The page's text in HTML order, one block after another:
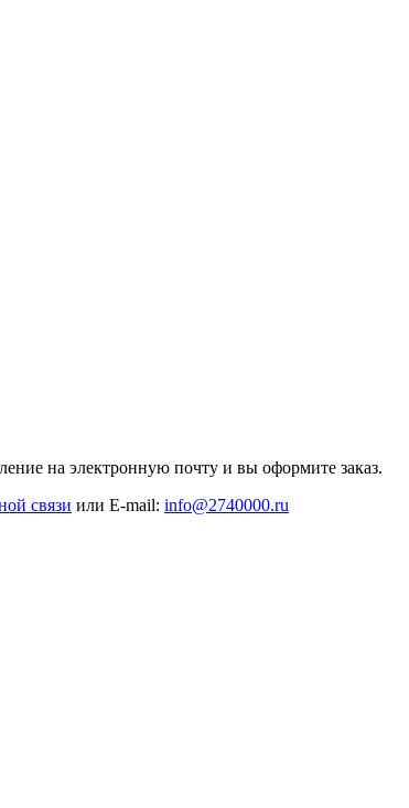
на электронную почту и вы оформите заказ.
связи или E-mail: info@2740000.ru